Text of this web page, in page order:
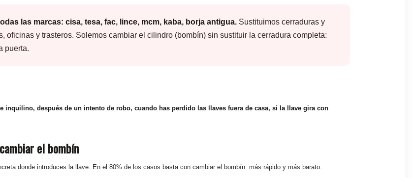
las marcas: cisa, tesa, fac, lince, mcm, kaba, borja antigua. Sustituimos cerraduras y
oficinas y trasteros. Solemos cambiar el cilindro (bombín) sin sustituir la cerradura completa:
puerta.
inquilino, después de un intento de robo, cuando has perdido las llaves fuera de casa, si la llave gira con
el bombín
donde introduces la llave. En el 80% de los casos basta con cambiar el bombín: más rápido y más barato.